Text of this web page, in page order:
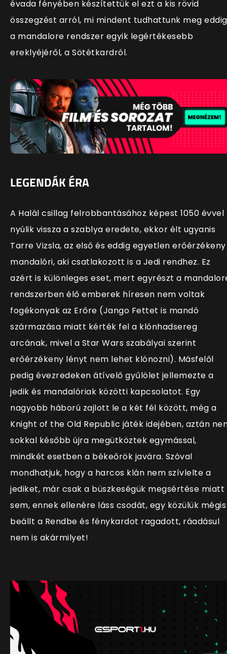
évada fényében készítettük el ezt a kis rövid
összegzést arról, mi mindent tudhattunk meg eddig
a mandalore rendszer egyik legértékesebb
ereklyéjéről, a Sötétkardról.
LEGENDÁK ÉRA
A Halál csillag felrobbantásához képest 1050 évvel
nyúlik vissza a szablya eredete, ekkor élt ugyanis
Tarre Vizsla, az első és eddig egyetlen erőérzékeny
mandalóri, aki csatlakozott is a Jedi rendhez. Ez
azért is különleges eset, mert egyrészt a
rendszerben élő emberek híresen nem voltak
fogékonyak az Erőre (Jango Fettet is mandó
származása miatt kérték fel a klónhadsereg
arcának, mivel a Star Wars szabályai szerint
erőérzékeny lényt nem lehet klónozni). Másfelől
pedig évezredeken átívelő gyűlölet jellemezte a
jedik és mandalóriak közötti kapcsolatot. Egy
nagyobb háború zajlott le a két fél között, még a
Knight of the Old Republic játék idejében, aztán
sokkal később újra megütköztek egymással,
mindkét esetben a békeőrök javára. Szóval
mondhatjuk, hogy a harcos klán nem szívlelte a
jediket, már csak a büszkeségük megsértése miatt
sem, ennek ellenére láss csodát, egy közülük mégis
beállt a Rendbe és fénykardot ragadott, ráadásul
nem is akármilyet!